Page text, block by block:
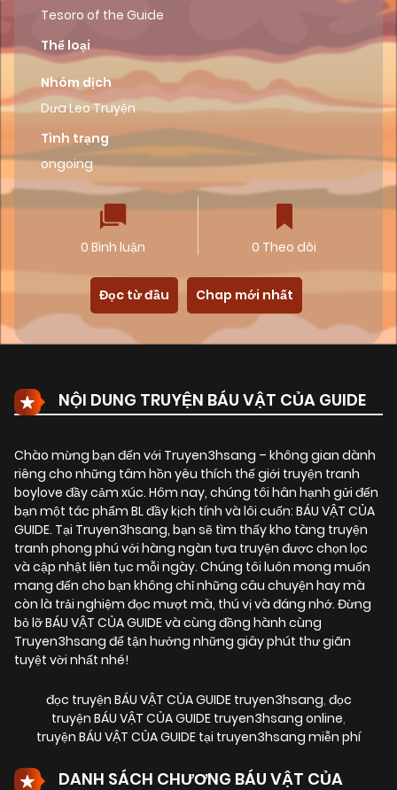
Tesoro of the Guide
Thể loại
Nhóm dịch
Dưa Leo Truyện
Tình trạng
ongoing
0 Bình luận 0 Theo dõi
Đọc từ đầu Chap mới nhất
NỘI DUNG TRUYỆN BÁU VẬT CỦA GUIDE
Chào mừng bạn đến với Truyen3hsang – không gian dành
riêng cho những tâm hồn yêu thích thế giới truyện tranh
boylove đầy cảm xúc. Hôm nay, chúng tôi hân hạnh gửi đến
bạn một tác phẩm BL đầy kịch tính và lôi cuốn: BÁU VẬT CỦA
GUIDE. Tại Truyen3hsang, bạn sẽ tìm thấy kho tàng truyện
tranh phong phú với hàng ngàn tựa truyện được chọn lọc
và cập nhật liên tục mỗi ngày. Chúng tôi luôn mong muốn
mang đến cho bạn không chỉ những câu chuyện hay mà
còn là trải nghiệm đọc mượt mà, thú vị và đáng nhớ. Đừng
bỏ lỡ BÁU VẬT CỦA GUIDE và cùng đồng hành cùng
Truyen3hsang để tận hưởng những giây phút thư giãn
tuyệt vời nhất nhé!
đọc truyện BÁU VẬT CỦA GUIDE truyen3hsang, đọc
truyện BÁU VẬT CỦA GUIDE truyen3hsang online,
truyện BÁU VẬT CỦA GUIDE tại truyen3hsang miễn phí
DANH SÁCH CHƯƠNG BÁU VẬT CỦA